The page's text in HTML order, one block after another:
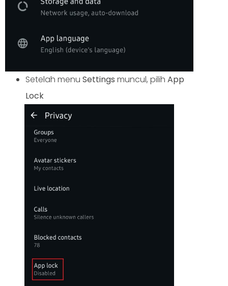
Setelah menu Settings muncul, pilih App
Lock